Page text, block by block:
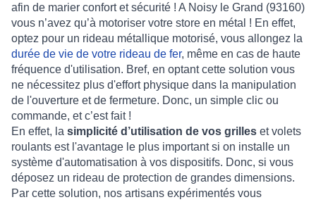
afin de marier confort et sécurité ! A Noisy le Grand (93160)
vous n’avez qu’à motoriser votre store en métal ! En effet,
optez pour un rideau métallique motorisé, vous allongez la
durée de vie de votre rideau de fer, même en cas de haute
fréquence d'utilisation. Bref, en optant cette solution vous
ne nécessitez plus d'effort physique dans la manipulation
de l'ouverture et de fermeture. Donc, un simple clic ou
commande, et c’est fait !
En effet, la simplicité d’utilisation de vos grilles et volets
roulants est l'avantage le plus important si on installe un
système d'automatisation à vos dispositifs. Donc, si vous
déposez un rideau de protection de grandes dimensions.
Par cette solution, nos artisans expérimentés vous